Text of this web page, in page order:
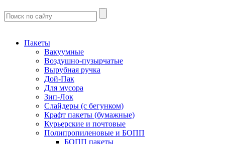
Пакеты
Вакуумные
Воздушно-пузырчатые
Вырубная ручка
Дой-Пак
Для мусора
Зип-Лок
Слайдеры (с бегунком)
Крафт пакеты (бумажные)
Курьерские и почтовые
Полипропиленовые и БОПП
БОПП пакеты